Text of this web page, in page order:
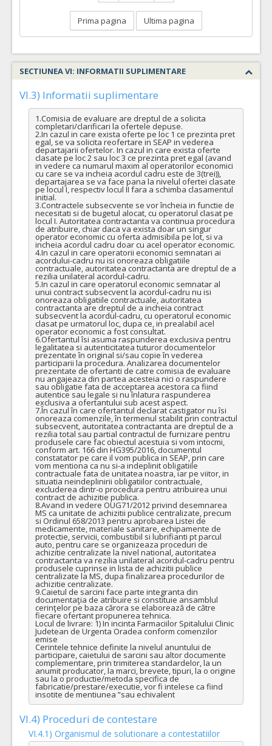
VALOAREA ESTIMATA FARA
703,27 - 675.139,20 Leu
Prima pagina Ultima pagina
SECTIUNEA VI: INFORMATII SUPLIMENTARE
VI.3) Informatii suplimentare
1.Comisia de evaluare are dreptul de a solicita
completari/clarificari la ofertele depuse.
2.In cazul in care exista oferte pe loc 1 ce prezinta pret
egal, se va solicita reofertare in SEAP in vederea
departajarii ofertelor. In cazul in care exista oferte
clasate pe loc 2 sau loc 3 ce prezinta pret egal (avand
in vedere ca numarul maxim al operatorilor economici
cu care se va incheia acordul cadru este de 3(trei)),
departajarea se va face pana la nivelul ofertei clasate
pe locul I, respectiv locul II fara a schimba clasamentul
initial.
3.Contractele subsecvente se vor încheia in functie de
necesitati si de bugetul alocat, cu operatorul clasat pe
locul I. Autoritatea contractanta va continua procedura
de atribuire, chiar daca va exista doar un singur
operator economic cu oferta admisibila pe lot, si va
incheia acordul cadru doar cu acel operator economic.
4.In cazul in care operatorii economici semnatari ai
acordului-cadru nu isi onoreaza obligatiile
contractuale, autoritatea contractanta are dreptul de a
rezilia unilateral acordul-cadru.
5.In cazul in care operatorul economic semnatar al
unui contract subsecvent la acordul-cadru nu isi
onoreaza obligatiile contractuale, autoritatea
contractanta are dreptul de a incheia contract
subsecvent la acordul-cadru, cu operatorul economic
clasat pe urmatorul loc, dupa ce, in prealabil acel
operator economic a fost consultat.
6.Ofertantul îsi asuma raspunderea exclusiva pentru
legalitatea si autenticitatea tuturor documentelor
prezentate în original si/sau copie în vederea
participarii la procedura. Analizarea documentelor
prezentate de ofertanti de catre comisia de evaluare
nu angajeaza din partea acesteia nici o raspundere
sau obligatie fata de acceptarea acestora ca fiind
autentice sau legale si nu înlatura raspunderea
exclusiva a ofertantului sub acest aspect.
7.În cazul în care ofertantul declarat castigator nu îsi
onoreaza comenzile, în termenul stabilit prin contractul
subsecvent, autoritatea contractanta are dreptul de a
rezilia total sau partial contractul de furnizare pentru
produsele care fac obiectul acestuia si vom intocmi,
conform art. 166 din HG395/2016, documentul
constatator pe care il vom publica in SEAP, prin care
vom mentiona ca nu si-a indeplinit obligatiile
contractuale fata de unitatea noastra, iar pe viitor, in
situatia neindeplinirii obligatiilor contractuale,
excluderea dintr-o procedura pentru atribuirea unui
contract de achizitie publica.
8.Avand in vedere OUG71/2012 privind desemnarea
MS ca unitate de achizitii publice centralizate, precum
si Ordinul 658/2013 pentru aprobarea Listei de
medicamente, materiale sanitare, echipamente de
protectie, servicii, combustibil si lubrifianti pt parcul
auto, pentru care se organizeaza proceduri de
achizitie centralizate la nivel national, autoritatea
contractanta va rezilia unilateral acordul-cadru pentru
produsele cuprinse in lista de achizitii publice
centralizate la MS, dupa finalizarea procedurilor de
achizitie centralizate.
9.Caietul de sarcini face parte integranta din
documentaţia de atribuire si constituie ansamblul
cerinţelor pe baza cărora se elaborează de către
fiecare ofertant propunerea tehnica.
Locul de livrare: 1) In incinta Farmaciilor Spitalului Clinic
Judetean de Urgenta Oradea conform comenzilor
emise
Cerintele tehnice definite la nivelul anuntului de
participare, caietului de sarcini sau altor documente
complementare, prin trimiterea standardelor, la un
anumit producator, la marci, brevete, tipuri, la o origine
sau la o productie/metoda specifica de
fabricatie/prestare/executie, vor fi intelese ca fiind
insotite de mentiunea ”sau echivalent
VI.4) Proceduri de contestare
VI.4.1) Organismul de solutionare a contestatiilor